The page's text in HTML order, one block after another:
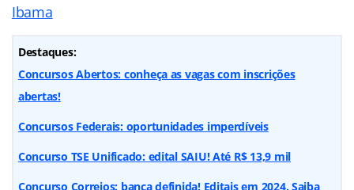
Ibama
Destaques:
Concursos Abertos: conheça as vagas com inscrições
abertas!
Concursos Federais: oportunidades imperdíveis
Concurso TSE Unificado: edital SAIU! Até R$ 13,9 mil
Concurso Correios: banca definida! Editais em 2024. Saiba